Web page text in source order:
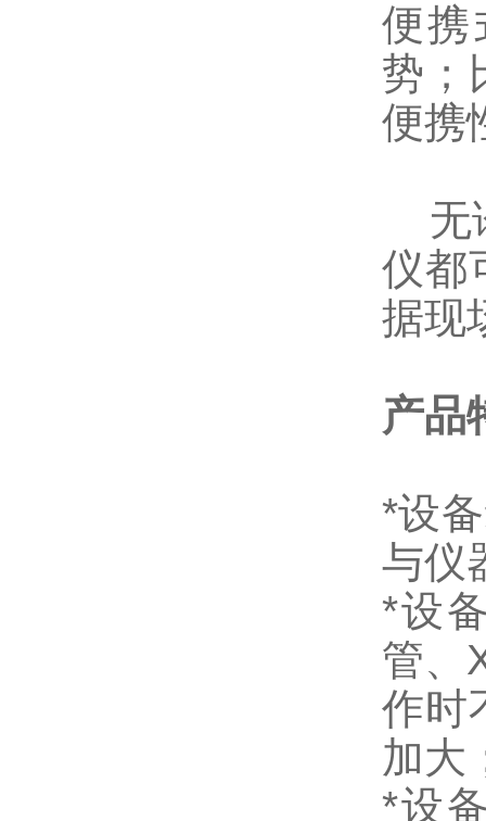
便携
势；
便携
无
仪都
据现
产品
*设
与仪
*设
管、
作时
加大
*设